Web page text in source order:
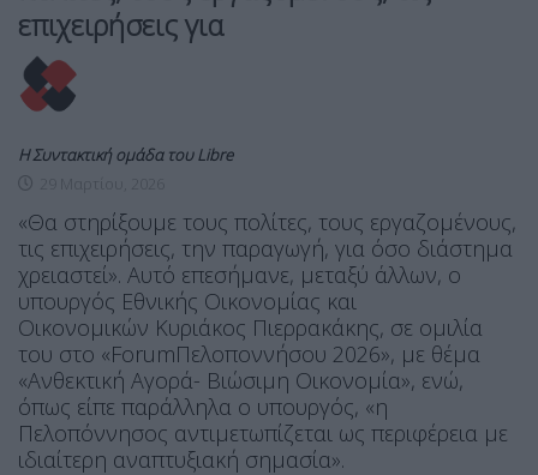
επιχειρήσεις για
Η Συντακτική ομάδα του Libre
«Θα στηρίξουμε τους πολίτες, τους εργαζομένους,
τις επιχειρήσεις, την παραγωγή, για όσο διάστημα
χρειαστεί». Αυτό επεσήμανε, μεταξύ άλλων, ο
υπουργός Εθνικής Οικονομίας και
Οικονομικών Κυριάκος Πιερρακάκης, σε ομιλία
του στο «ForumΠελοποννήσου 2026», με θέμα
«Ανθεκτική Αγορά- Βιώσιμη Οικονομία», ενώ,
όπως είπε παράλληλα ο υπουργός, «η
Πελοπόννησος αντιμετωπίζεται ως περιφέρεια με
ιδιαίτερη αναπτυξιακή σημασία».